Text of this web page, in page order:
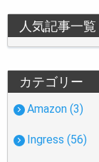
人気記事一覧
カテゴリー
Amazon (3)
Ingress (56)